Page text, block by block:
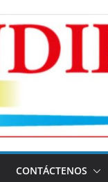
CONTÁCTENOS